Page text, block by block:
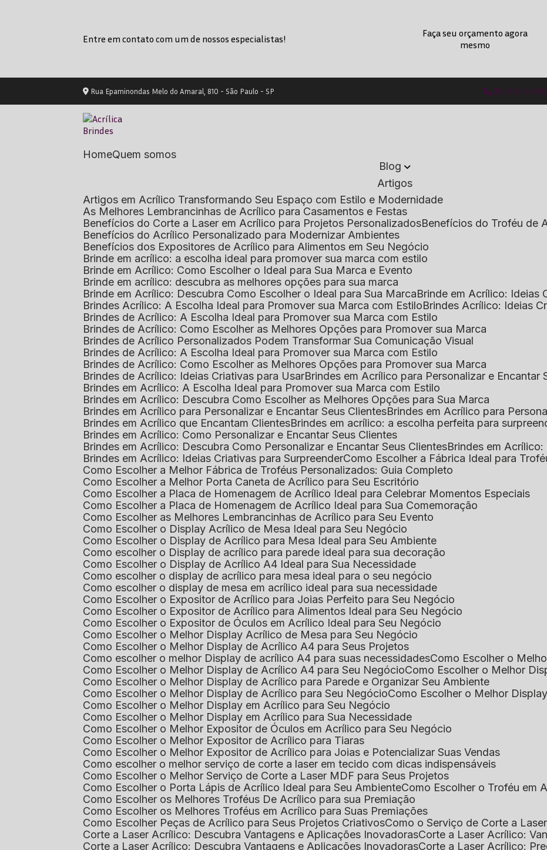
Entre em contato com um de nossos especialistas!
Faça seu orçamento agora
mesmo
Rua Epaminondas Melo do Amaral, 810 - São Paulo - SP (11) 2236-2238
Home
Quem somos
Blog
Artigos
Artigos em Acrílico Transformando Seu Espaço com Estilo e Modernidade
As Melhores Lembrancinhas de Acrílico para Casamentos e Festas
Benefícios do Corte a Laser em Acrílico para Projetos Personalizados
Benefícios do Troféu de
Benefícios do Acrílico Personalizado para Modernizar Ambientes
Benefícios dos Expositores de Acrílico para Alimentos em Seu Negócio
Brinde em acrílico: a escolha ideal para promover sua marca com estilo
Brinde em Acrílico: Como Escolher o Ideal para Sua Marca e Evento
Brinde em acrílico: descubra as melhores opções para sua marca
Brinde em Acrílico: Descubra Como Escolher o Ideal para Sua Marca
Brinde em Acrílico:
Brindes Acrílico: A Escolha Ideal para Promover sua Marca com Estilo
Brindes Acrílico: Ideias
Brindes de Acrílico: A Escolha Ideal para Promover sua Marca com Estilo
Brindes de Acrílico: Como Escolher as Melhores Opções para Promover sua Marca
Brindes de Acrílico Personalizados Podem Transformar Sua Comunicação Visual
Brindes de Acrílico: A Escolha Ideal para Promover sua Marca com Estilo
Brindes de Acrílico: Como Escolher as Melhores Opções para Promover sua Marca
Brindes de Acrílico: Ideias Criativas para Usar
Brindes em Acrílico para Personalizar e Encantar
Brindes em Acrílico: A Escolha Ideal para Promover sua Marca com Estilo
Brindes em Acrílico: Descubra Como Escolher as Melhores Opções para Sua Marca
Brindes em Acrílico para Personalizar e Encantar Seus Clientes
Brindes em Acrílico para
Brindes em Acrílico que Encantam Clientes
Brindes em acrílico: a escolha perfeita para
Brindes em Acrílico: Como Personalizar e Encantar Seus Clientes
Brindes em Acrílico: Descubra Como Personalizar e Encantar Seus Clientes
Brindes em
Brindes em Acrílico: Ideias Criativas para Surpreender
Como Escolher a Fábrica Ideal para
Como Escolher a Melhor Fábrica de Troféus Personalizados: Guia Completo
Como Escolher a Melhor Porta Caneta de Acrílico para Seu Escritório
Como Escolher a Placa de Homenagem de Acrílico Ideal para Celebrar Momentos Especiais
Como Escolher a Placa de Homenagem de Acrílico Ideal para Sua Comemoração
Como Escolher as Melhores Lembrancinhas de Acrílico para Seu Evento
Como Escolher o Display Acrílico de Mesa Ideal para Seu Negócio
Como Escolher o Display de Acrílico para Mesa Ideal para Seu Ambiente
Como escolher o Display de acrílico para parede ideal para sua decoração
Como Escolher o Display de Acrílico A4 Ideal para Sua Necessidade
Como escolher o display de acrílico para mesa ideal para o seu negócio
Como escolher o display de mesa em acrílico ideal para sua necessidade
Como Escolher o Expositor de Acrílico para Joias Perfeito para Seu Negócio
Como Escolher o Expositor de Acrílico para Alimentos Ideal para Seu Negócio
Como Escolher o Expositor de Óculos em Acrílico Ideal para Seu Negócio
Como Escolher o Melhor Display Acrílico de Mesa para Seu Negócio
Como Escolher o Melhor Display de Acrílico A4 para Seus Projetos
Como escolher o melhor Display de acrílico A4 para suas necessidades
Como Escolher o
Como Escolher o Melhor Display de Acrílico A4 para Seu Negócio
Como Escolher o Melhor
Como Escolher o Melhor Display de Acrílico para Parede e Organizar Seu Ambiente
Como Escolher o Melhor Display de Acrílico para Seu Negócio
Como Escolher o Melhor
Como Escolher o Melhor Display em Acrílico para Seu Negócio
Como Escolher o Melhor Display em Acrílico para Sua Necessidade
Como Escolher o Melhor Expositor de Óculos em Acrílico para Seu Negócio
Como Escolher o Melhor Expositor de Acrílico para Tiaras
Como Escolher o Melhor Expositor de Acrílico para Joias e Potencializar Suas Vendas
Como escolher o melhor serviço de corte a laser em tecido com dicas indispensáveis
Como Escolher o Melhor Serviço de Corte a Laser MDF para Seus Projetos
Como Escolher o Porta Lápis de Acrílico Ideal para Seu Ambiente
Como Escolher o Troféu em
Como Escolher os Melhores Troféus De Acrílico para sua Premiação
Como Escolher os Melhores Troféus em Acrílico para Suas Premiações
Como Escolher Peças de Acrílico para Seus Projetos Criativos
Como o Serviço de Corte a
Corte a Laser Acrílico: Descubra Vantagens e Aplicações Inovadoras
Corte a Laser Acrílico:
Corte a Laser Acrílico: Descubra Vantagens e Aplicações Inovadoras
Corte a Laser Acrílico: